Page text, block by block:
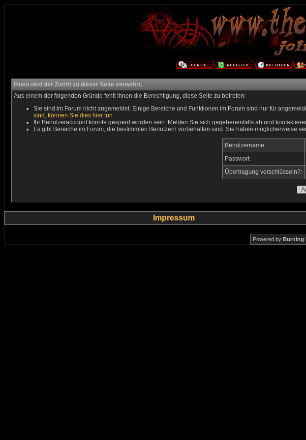
Ihnen wird der Zutritt zu dieser Seite verwehrt.
Aus einem der folgenden Gründe fehlt Ihnen die Berechtigung, diese Seite zu betreten:
Sie sind im Forum nicht angemeldet. Einige Bereiche und Funktionen im Forum sind nur für
sind, können Sie dies hier tun.
Ihr Benutzeraccount könnte gesperrt worden sein. Melden Sie sich gegebenenfalls ab und
Es gibt Bereiche im Forum, die bestimmten Benutzern vorbehalten sind. Sie haben möglicherweise
Benutzername:
Passwort:
Übertragung verschlüsseln?:
Impressum
Powered by Burning